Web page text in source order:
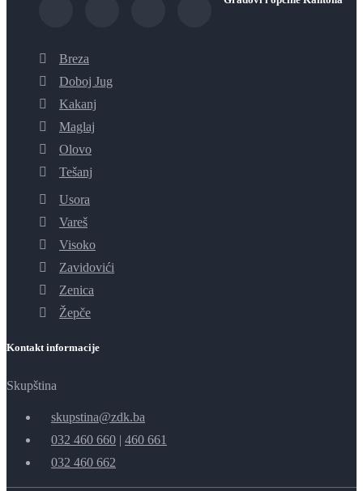
Breza
Doboj Jug
Kakanj
Maglaj
Olovo
Tešanj
Usora
Vareš
Visoko
Zavidovići
Zenica
Žepče
Kontakt informacije
Skupština
skupstina@zdk.ba
032 460 660 | 460 661
032 460 662